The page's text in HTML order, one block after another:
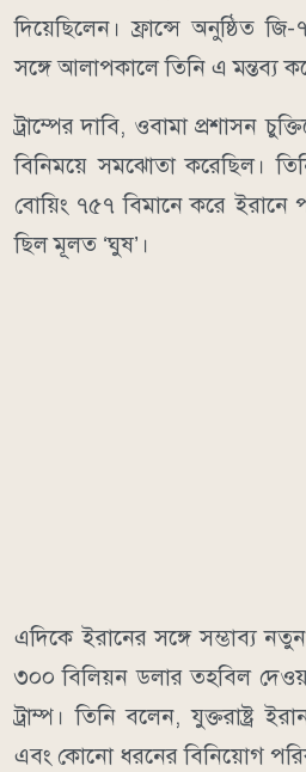
দিয়েছিলেন। ফ্রান্সে অনুষ্ঠিত
সঙ্গে আলাপকালে তিনি এ মন্তব্য
ট্রাম্পের দাবি, ওবামা প্রশাসন
বিনিময়ে সমঝোতা করেছিল।
বোয়িং ৭৫৭ বিমানে করে ইরানে
ছিল মূলত ‘ঘুষ’।
এদিকে ইরানের সঙ্গে সম্ভাব্য
৩০০ বিলিয়ন ডলার তহবিল
ট্রাম্প। তিনি বলেন, যুক্তরাষ্ট্র
এবং কোনো ধরনের বিনিয়োগ